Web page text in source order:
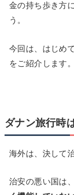
金の持ち歩き方
う。
今回は、はじめ
をご紹介します。
ダナン旅行時
海外は、決して
治安の悪い国は